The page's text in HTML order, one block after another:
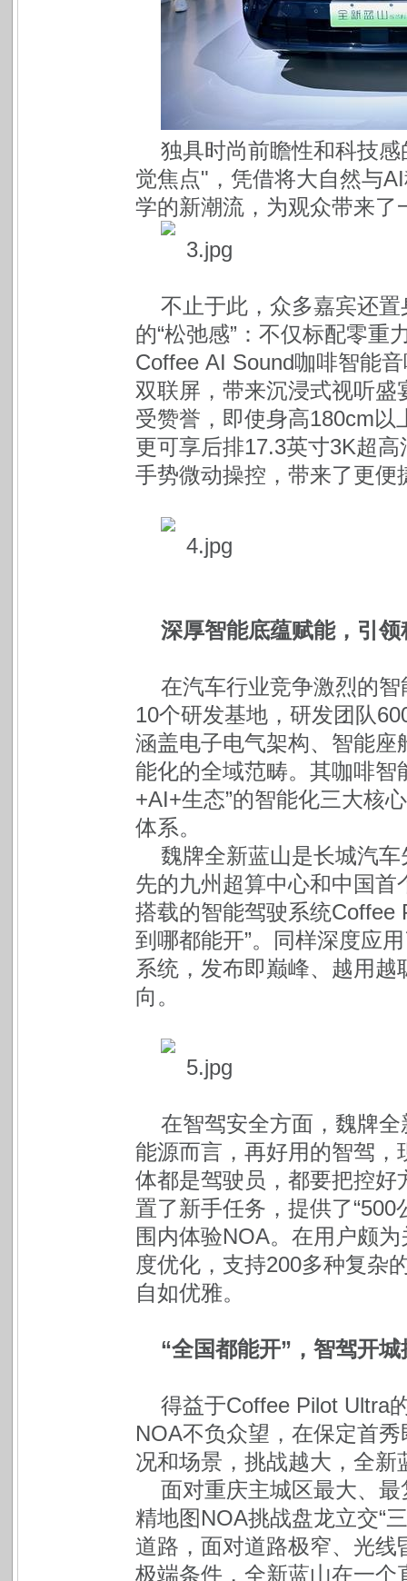
独具时尚前瞻性和科技
觉焦点"，凭借将大自然与
学的新潮流，为观众带来了
不止于此，众多嘉宾还
的“松弛感”：不仅标配零重
Coffee AI Sound咖啡智能
双联屏，带来沉浸式视听
受赞誉，即使身高180cm
更可享后排17.3英寸3K超
手势微动操控，带来了更便
深厚智能底蕴赋能，引
在汽车行业竞争激烈的
10个研发基地，研发团队
涵盖电子电气架构、智能
能化的全域范畴。其咖啡智
+AI+生态”的智能化三大核
体系。
魏牌全新蓝山是长城汽
先的九州超算中心和中国
搭载的智能驾驶系统Coffee
到哪都能开”。同样深度应
系统，发布即巅峰、越用
向。
在智驾安全方面，魏牌
能源而言，再好用的智驾
体都是驾驶员，都要把控
置了新手任务，提供了
围内体验NOA。在用户颇
度优化，支持200多种复杂
自如优雅。
“全国都能开”，智驾开
得益于Coffee Pilot Ultra
NOA不负众望，在保定首
况和场景，挑战越大，全
面对重庆主城区最大、
精地图NOA挑战盘龙立交“
道路，面对道路极窄、光线
极端条件，全新蓝山在一